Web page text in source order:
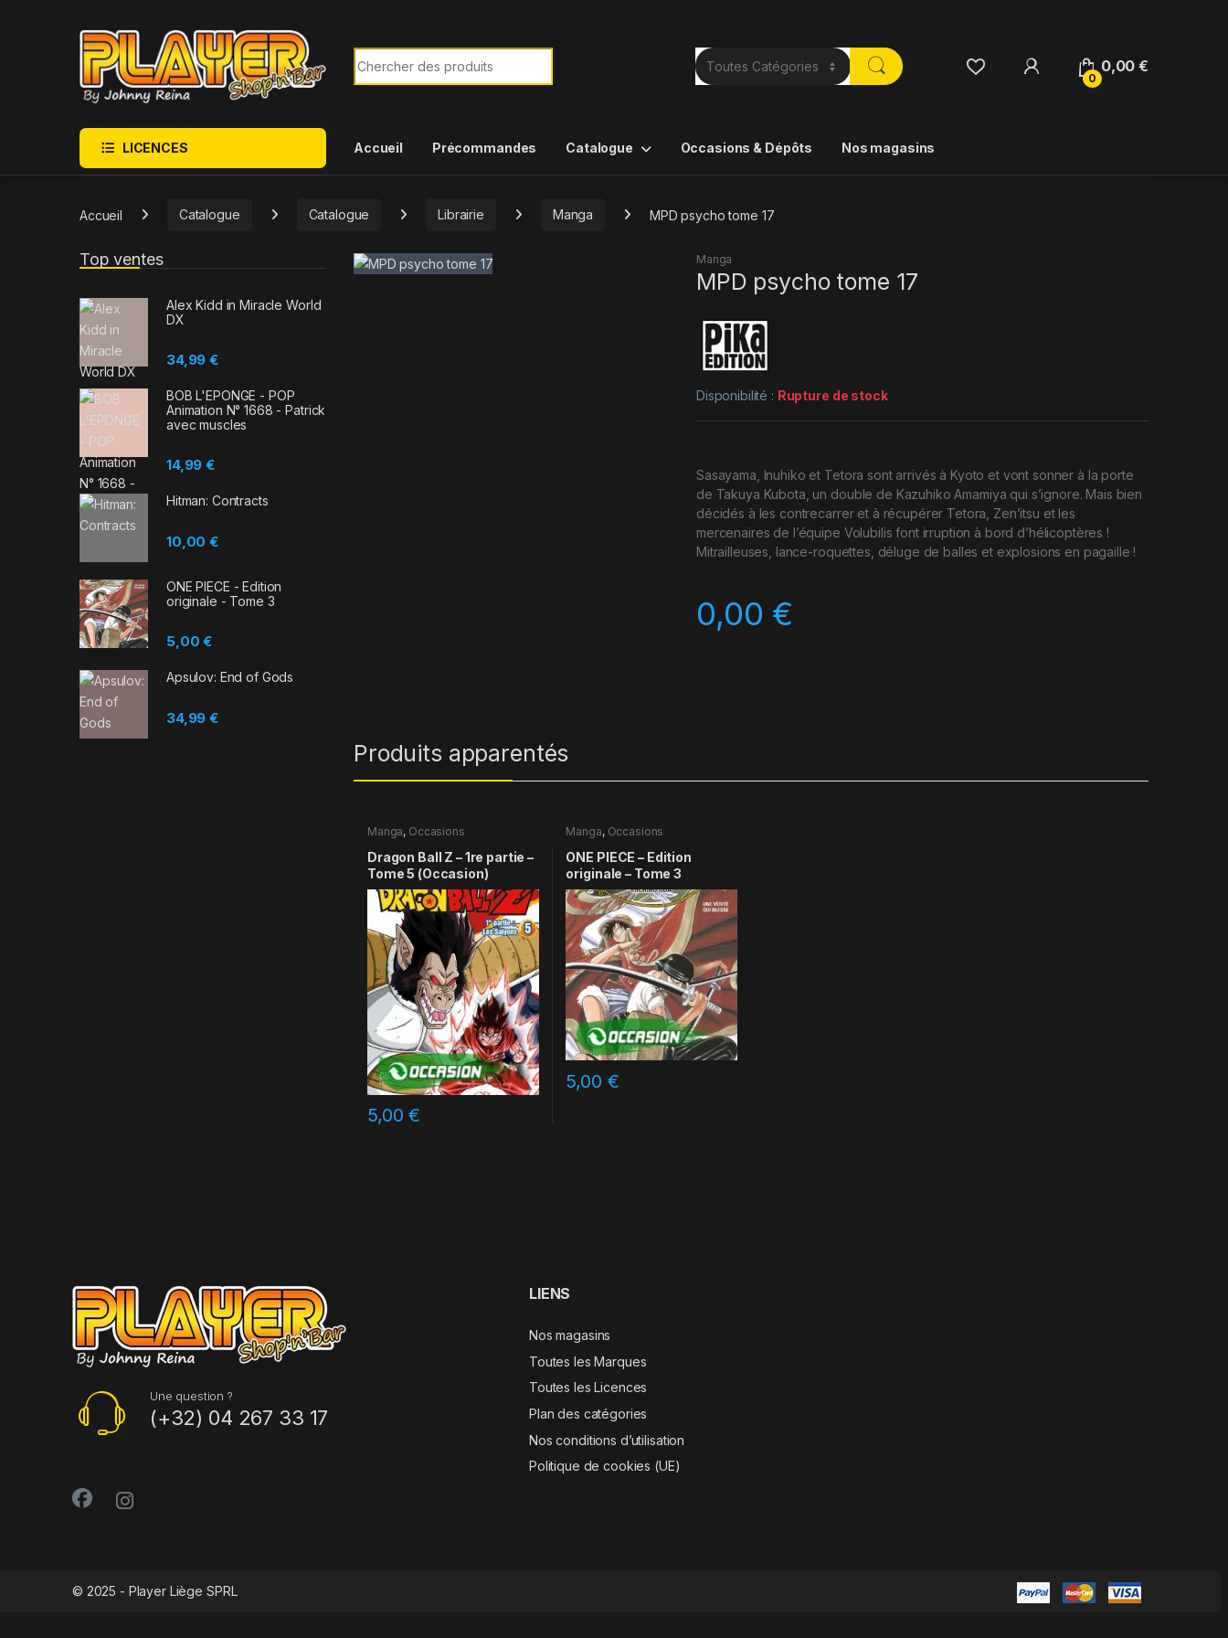
Recherche de :
0
0,00€
LICENCES Accueil Précommandes Catalogue Occasions & Dépôts Nos magasins
Accueil Catalogue Catalogue Librairie Manga MPD psycho tome 17
Manga
MPD psycho tome 17
Disponibilité : Rupture de stock
Sasayama, Inuhiko et Tetora sont arrivés à Kyoto et vont sonner à la porte
de Takuya Kubota, un double de Kazuhiko Amamiya qui s’ignore. Mais bien
décidés à les contrecarrer et à récupérer Tetora, Zen’itsu et les
mercenaires de l’équipe Volubilis font irruption à bord d’hélicoptères !
Mitrailleuses, lance-roquettes, déluge de balles et explosions en pagaille !
0,00 €
Produits apparentés
Manga, Occasions
Dragon Ball Z – 1re partie –
Tome 5 (Occasion)
5,00€
Manga, Occasions
ONE PIECE – Edition
originale – Tome 3
5,00 €
Top ventes
Alex Kidd in Miracle World
DX
34,99€
BOB L'EPONGE - POP
Animation N° 1668 - Patrick
avec muscles
14,99€
Hitman: Contracts
10,00€
ONE PIECE - Edition
originale - Tome 3
5,00€
Apsulov: End of Gods
34,99€
Une question ?
(+32) 04 267 33 17
LIENS
Nos magasins
Toutes les Marques
Toutes les Licences
Plan des catégories
Nos conditions d’utilisation
Politique de cookies (UE)
© 2025 - Player Liège SPRL